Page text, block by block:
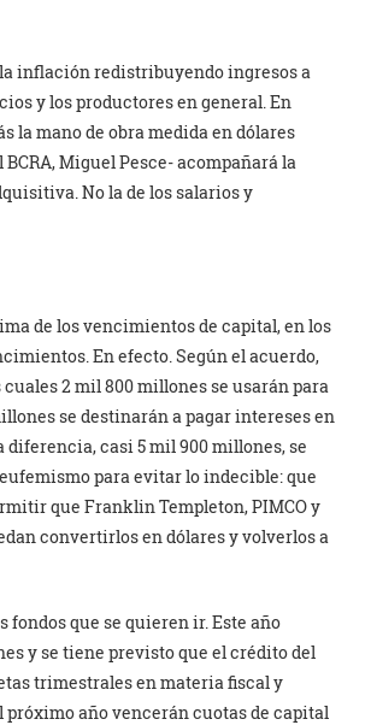
inflación redistribuyendo ingresos a
y los productores en general. En
la mano de obra medida en dólares
Miguel Pesce- acompañará la
No la de los salarios y
de los vencimientos de capital, en los
En efecto. Según el acuerdo,
2 mil 800 millones se usarán para
se destinarán a pagar intereses en
diferencia, casi 5 mil 900 millones, se
para evitar lo indecible: que
que Franklin Templeton, PIMCO y
convertirlos en dólares y volverlos a
fondos que se quieren ir. Este año
y se tiene previsto que el crédito del
trimestrales en materia fiscal y
año vencerán cuotas de capital